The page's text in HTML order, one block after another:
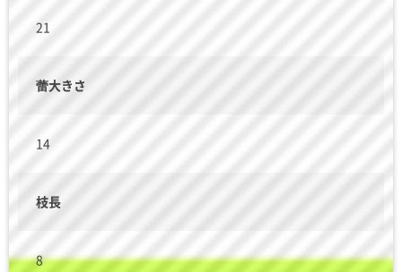
21
蕾大きさ
14
枝長
8